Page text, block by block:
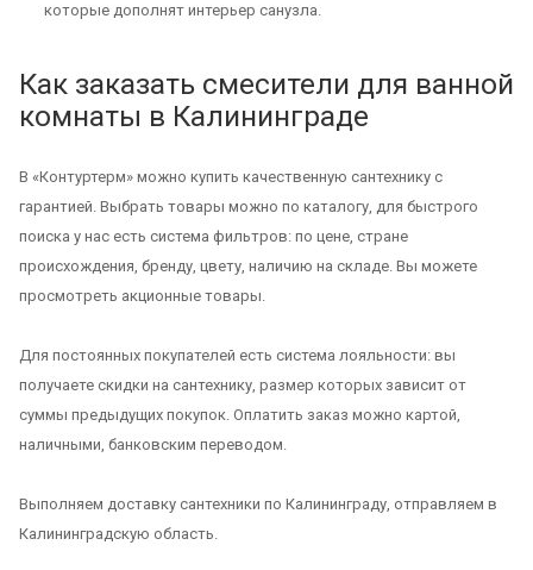
которые дополнят интерьер санузла.
Как заказать смесители для ванной
комнаты в Калининграде
В «Контуртерм» можно купить качественную сантехнику с
гарантией. Выбрать товары можно по каталогу, для быстрого
поиска у нас есть система фильтров: по цене, стране
происхождения, бренду, цвету, наличию на складе. Вы можете
просмотреть акционные товары.
Для постоянных покупателей есть система лояльности: вы
получаете скидки на сантехнику, размер которых зависит от
суммы предыдущих покупок. Оплатить заказ можно картой,
наличными, банковским переводом.
Выполняем доставку сантехники по Калининграду, отправляем в
Калининградскую область.